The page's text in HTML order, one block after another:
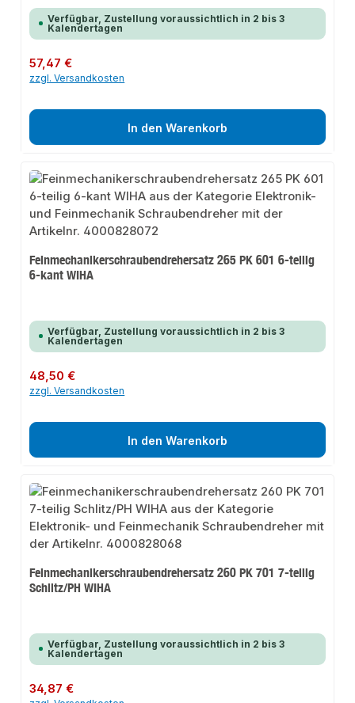
Verfügbar, Zustellung voraussichtlich in 2 bis 3
Kalendertagen
Regulärer Preis:
57,47 €
zzgl. Versandkosten
In den Warenkorb
Feinmechanikerschraubendrehersatz 265 PK 601 6-teilig
6-kant WIHA
Verfügbar, Zustellung voraussichtlich in 2 bis 3
Kalendertagen
Regulärer Preis:
48,50 €
zzgl. Versandkosten
In den Warenkorb
Feinmechanikerschraubendrehersatz 260 PK 701 7-teilig
Schlitz/PH WIHA
Verfügbar, Zustellung voraussichtlich in 2 bis 3
Kalendertagen
Regulärer Preis:
34,87 €